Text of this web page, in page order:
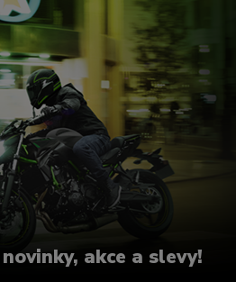
akce a slevy!